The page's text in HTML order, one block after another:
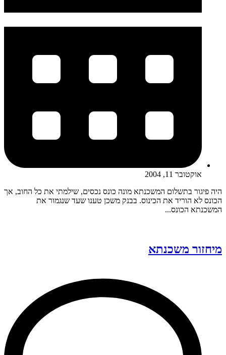
אוקטובר 11, 2004
היה פיגור בתשלום המשכנתא מונה כונס נכסים, שילמתי את כל החוב, אך
הכונס לא הוריד את הכינוס. בבנק משכן טענו שעד שנגמור את
המשכנתא הכונס...
מיחזור משכנתא